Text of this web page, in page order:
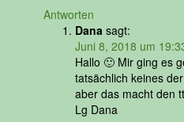
Antworten
Dana sagt:
Juni 8, 2018 um
Hallo 🙂 Mir ging es
tatsächlich keines
aber das macht den
Lg Dana